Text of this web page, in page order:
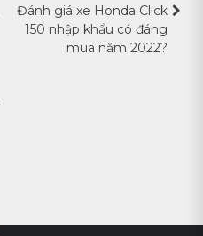
Đánh giá xe Honda Click
150 nhập khẩu có đáng
mua năm 2022?